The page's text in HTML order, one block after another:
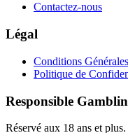
Contactez-nous
Légal
Conditions Générales
Politique de
Responsible
Réservé aux 18 ans et